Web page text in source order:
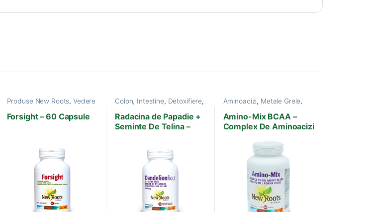
Produse New Roots, Vedere
Forsight – 60 Capsule
Colon, Intestine, Detoxifiere,
Produse New Roots,
Vitamine si Minerale
Radacina de Papadie +
Seminte De Telina –
Aminoacizi, Metale Grele,
Proteine,Suplimente Sportivi
Amino-Mix BCAA –
Complex De Aminoacizi